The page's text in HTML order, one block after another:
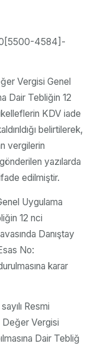
4584]-
Vergisi Genel
Dair Tebliğin 12
KDV iade
belirtilerek,
vergilerin
yazılarda
edilmiştir.
Uygulama
12 nci
Danıştay
No:
karar
Resmi
Değer Vergisi
Dair Tebliğ